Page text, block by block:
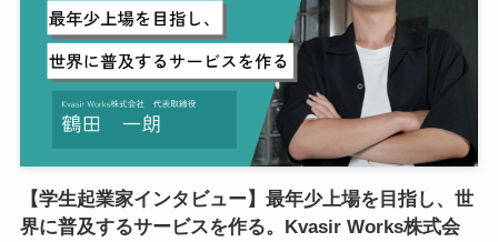
【学生起業家インタビュー】最年少上場を目指し、世
界に普及するサービスを作る。Kvasir Works株式会